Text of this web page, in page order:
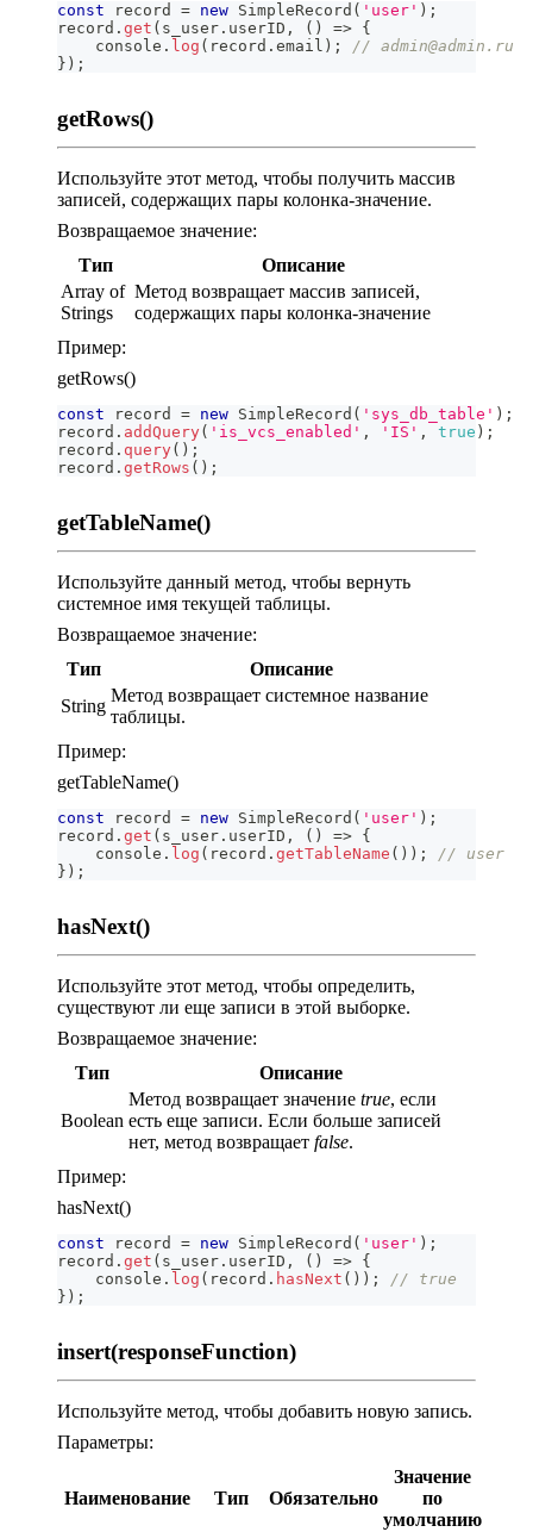
const record = new SimpleRecord ( 'user' ) ;
record . get ( s_user . userID , ( ) => {
console . log ( record . email ) ;
// admin@admin.ru
} ) ;
getRows()
Используйте этот метод, чтобы получить массив
записей, содержащих пары колонка-значение.
Возвращаемое значение:
Тип
Описание
Array of
Strings
Метод возвращает массив записей,
содержащих пары колонка-значение
Пример:
getRows()
const record = new SimpleRecord ( 'sys_db_table' ) ;
record . addQuery( 'is_vcs_enabled' , 'IS' , true ) ;
record . query( ) ;
record . getRows ( ) ;
getTableName()
Используйте данный метод, чтобы вернуть
системное имя текущей таблицы.
Возвращаемое значение:
Тип
Описание
String
Метод возвращает системное название
таблицы.
Пример:
getTableName()
const record = new SimpleRecord ( 'user' ) ;
record . get ( s_user . userID , ( ) => {
console . log ( record . getTableName ( ) ) ;
// user
} ) ;
hasNext()
Используйте этот метод, чтобы определить,
существуют ли еще записи в этой выборке.
Возвращаемое значение:
Тип
Описание
Boolean
Метод возвращает значение true, если
есть еще записи. Если больше записей
нет, метод возвращает false.
Пример:
hasNext()
const record = new SimpleRecord ( 'user' ) ;
record . get ( s_user . userID , ( ) => {
console . log ( record . hasNext ( ) ) ;
// true
} ) ;
insert(responseFunction)
Используйте метод, чтобы добавить новую запись.
Параметры:
Наименование Тип Обязательно
Значение
по
умолчанию